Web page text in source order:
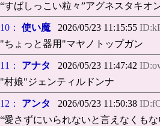
“すばしっこい粒々”アグネスタキオ
10： 使い魔 2026/05/23 11:15:55
"ちょっと器用"マヤノトップガン
11： アナタ 2026/05/23 11:47:42
"村娘"ジェンティルドンナ
12： アンタ 2026/05/23 11:50:38
“愛さずにいられないと言えなくも